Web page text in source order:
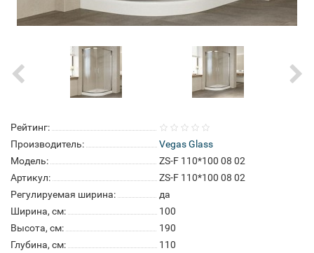
Рейтинг:
Производитель:
Vegas Glass
Модель:
ZS-F 110*100 08 02
Артикул:
ZS-F 110*100 08 02
Регулируемая ширина:
да
Ширина, см:
100
Высота, см:
190
Глубина, см:
110